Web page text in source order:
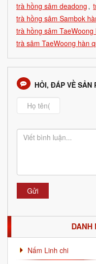
trà hồng sâm deadong ,
trà hồng sâm Sambok
trà hồng sâm TaeWoong
trà sâm TaeWoong hàn
HỎI, ĐÁP VỀ SẢN
Gửi
DANH
Nấm Linh chi